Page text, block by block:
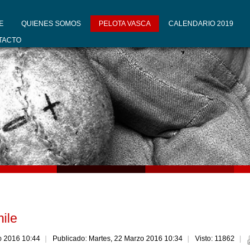
QUIENES SOMOS PELOTA VASCA CALENDARIO 2019
2016 10:44 Publicado: Martes, 22 Marzo 2016 10:34 Visto: 11862